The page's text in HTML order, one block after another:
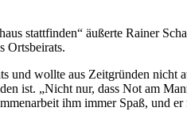
stattfinden“ äußerte Rainer
Ortsbeirats.
und wollte aus Zeitgründen
ist. „Nicht nur, dass Not am
ihm immer Spaß, und